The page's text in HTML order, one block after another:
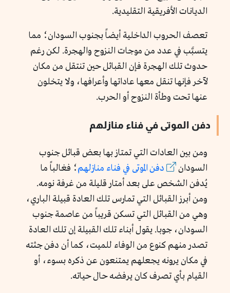
الديانات الأفريقية التقليدية.
تعصف الحروب الداخلية أيضاً بجنوب السودان؛ مما
يتسبَّب في عدد من موجات النزوح والهجرة. لكن رغم
حدوث تلك الهجرة فإن القبائل حين تنتقل من مكان
لآخر فإنها تنقل معها عاداتها وأعرافها، ولا يتخلون
عنها تحت وطأة النزوح أو الحرب.
دفن الموتى في فناء منازلهم
ومن بين العادات التي تمتاز بها بعض قبائل جنوب
السودان
دفن الموتى في فناء منازلهم؛ فغالباً ما
يُدفن الشخص على بعد أمتار قليلة من غرفة نومه.
ومن أبرز القبائل التي تمارس تلك العادة قبيلة الباري،
وهي من القبائل التي تسكن قريباً من عاصمة جنوب
السودان، جوبا. يقول أبناء تلك القبيلة إن تلك العادة
تصدر منهم كنوع من الوفاء للميت، كما أن دفن جثته
في مكان يرونه يجعلهم يمتنعون عن ذكره بسوء، أو
القيام بأي تصرف كان يرفضه حال حياته.